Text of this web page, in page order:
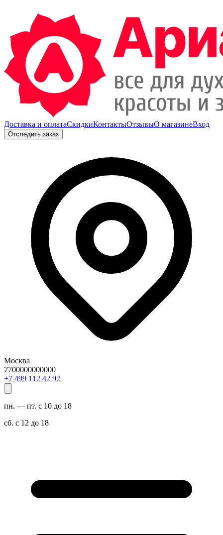
Доставка и оплатаСкидкиКонтактыОтзывыО магазинеВход
Отследить заказ
Москва
7700000000000
29 24 211 994 7+
пн. — пт. с 10 до 18
сб. с 12 до 18